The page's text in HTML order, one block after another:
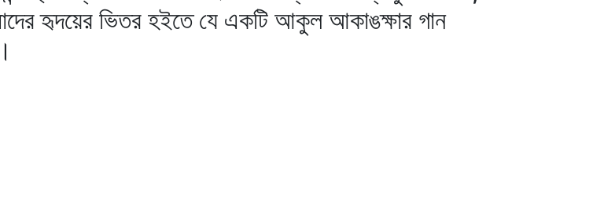
হৃদয়ের ভিতর হইতে যে একটি আকুল আকাঙক্ষার গান